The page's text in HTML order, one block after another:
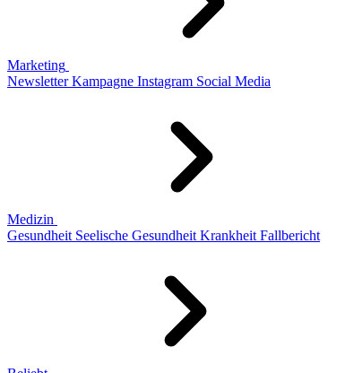
Marketing
Newsletter Kampagne Instagram Social Media
Medizin
Gesundheit Seelische Gesundheit Krankheit Fallbericht